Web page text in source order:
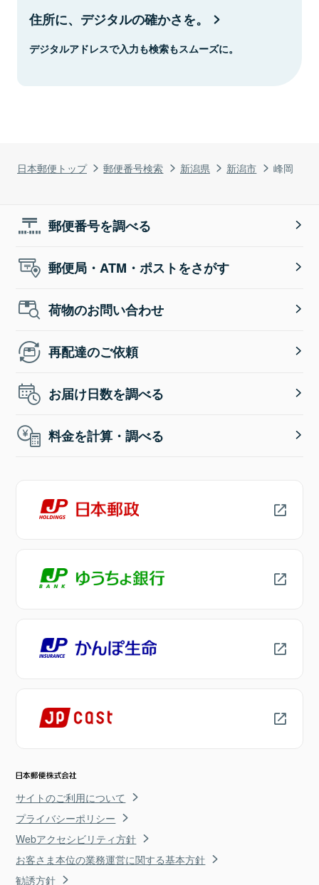
日本郵便トップ 郵便番号検索 新潟県 新潟市 峰岡
住所に、デジタルの確かさを。
デジタルアドレスで入力も検索もスムーズに。
郵便番号を調べる
郵便局・ATM・ポストをさがす
荷物のお問い合わせ
再配達のご依頼
お届け日数を調べる
料金を計算・調べる
サイトのご利用について
プライバシーポリシー
Webアクセシビリティ方針
お客さま本位の業務運営に関する基本方針
勧誘方針